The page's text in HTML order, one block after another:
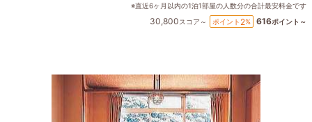
※直近6ヶ月以内の1泊1部屋の人数分の合計最安料金です
30,800スコア～ ポイント 2% 616ポイント～